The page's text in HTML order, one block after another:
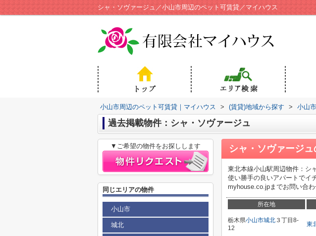
シャ・ソヴァージュ／小山市周辺のペット可賃貸／マイハウス
小山市周辺のペット可賃貸｜マイハウス > (賃貸)地域から探す > 小山市
過去掲載物件：シャ・ソヴァージュ
シャ・ソヴァージュ
東北本線小山駅周辺物件：シ
使い勝手の良いアパートでイ
myhouse.co.jpまでお問い合
所在地
栃木県小山市城北 ３丁目8-
12
東
▼ご希望の物件をお探しします
同じエリアの物件
小山市
城北